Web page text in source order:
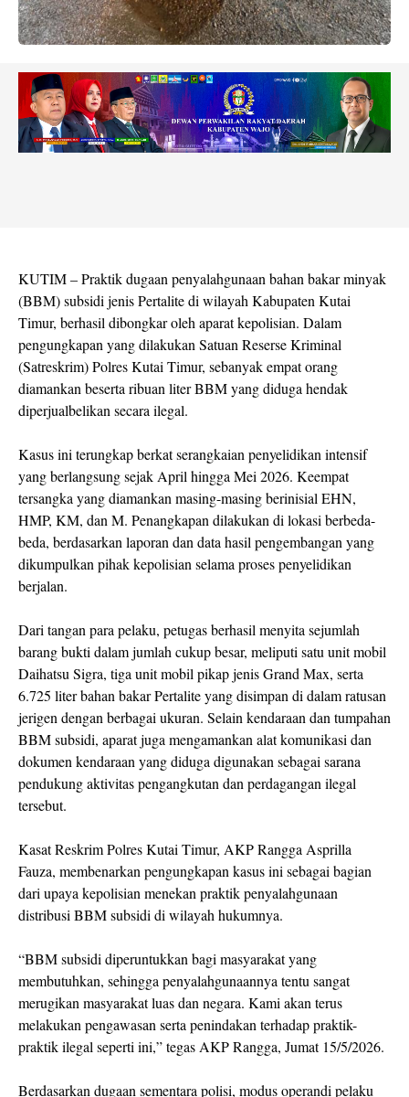
KUTIM – Praktik dugaan penyalahgunaan bahan bakar minyak
(BBM) subsidi jenis Pertalite di wilayah Kabupaten Kutai
Timur, berhasil dibongkar oleh aparat kepolisian. Dalam
pengungkapan yang dilakukan Satuan Reserse Kriminal
(Satreskrim) Polres Kutai Timur, sebanyak empat orang
diamankan beserta ribuan liter BBM yang diduga hendak
diperjualbelikan secara ilegal.
Kasus ini terungkap berkat serangkaian penyelidikan intensif
yang berlangsung sejak April hingga Mei 2026. Keempat
tersangka yang diamankan masing-masing berinisial EHN,
HMP, KM, dan M. Penangkapan dilakukan di lokasi berbeda-
beda, berdasarkan laporan dan data hasil pengembangan yang
dikumpulkan pihak kepolisian selama proses penyelidikan
berjalan.
Dari tangan para pelaku, petugas berhasil menyita sejumlah
barang bukti dalam jumlah cukup besar, meliputi satu unit mobil
Daihatsu Sigra, tiga unit mobil pikap jenis Grand Max, serta
6.725 liter bahan bakar Pertalite yang disimpan di dalam ratusan
jerigen dengan berbagai ukuran. Selain kendaraan dan tumpahan
BBM subsidi, aparat juga mengamankan alat komunikasi dan
dokumen kendaraan yang diduga digunakan sebagai sarana
pendukung aktivitas pengangkutan dan perdagangan ilegal
tersebut.
Kasat Reskrim Polres Kutai Timur, AKP Rangga Asprilla
Fauza, membenarkan pengungkapan kasus ini sebagai bagian
dari upaya kepolisian menekan praktik penyalahgunaan
distribusi BBM subsidi di wilayah hukumnya.
“BBM subsidi diperuntukkan bagi masyarakat yang
membutuhkan, sehingga penyalahgunaannya tentu sangat
merugikan masyarakat luas dan negara. Kami akan terus
melakukan pengawasan serta penindakan terhadap praktik-
praktik ilegal seperti ini,” tegas AKP Rangga, Jumat 15/5/2026.
Berdasarkan dugaan sementara polisi, modus operandi pelaku